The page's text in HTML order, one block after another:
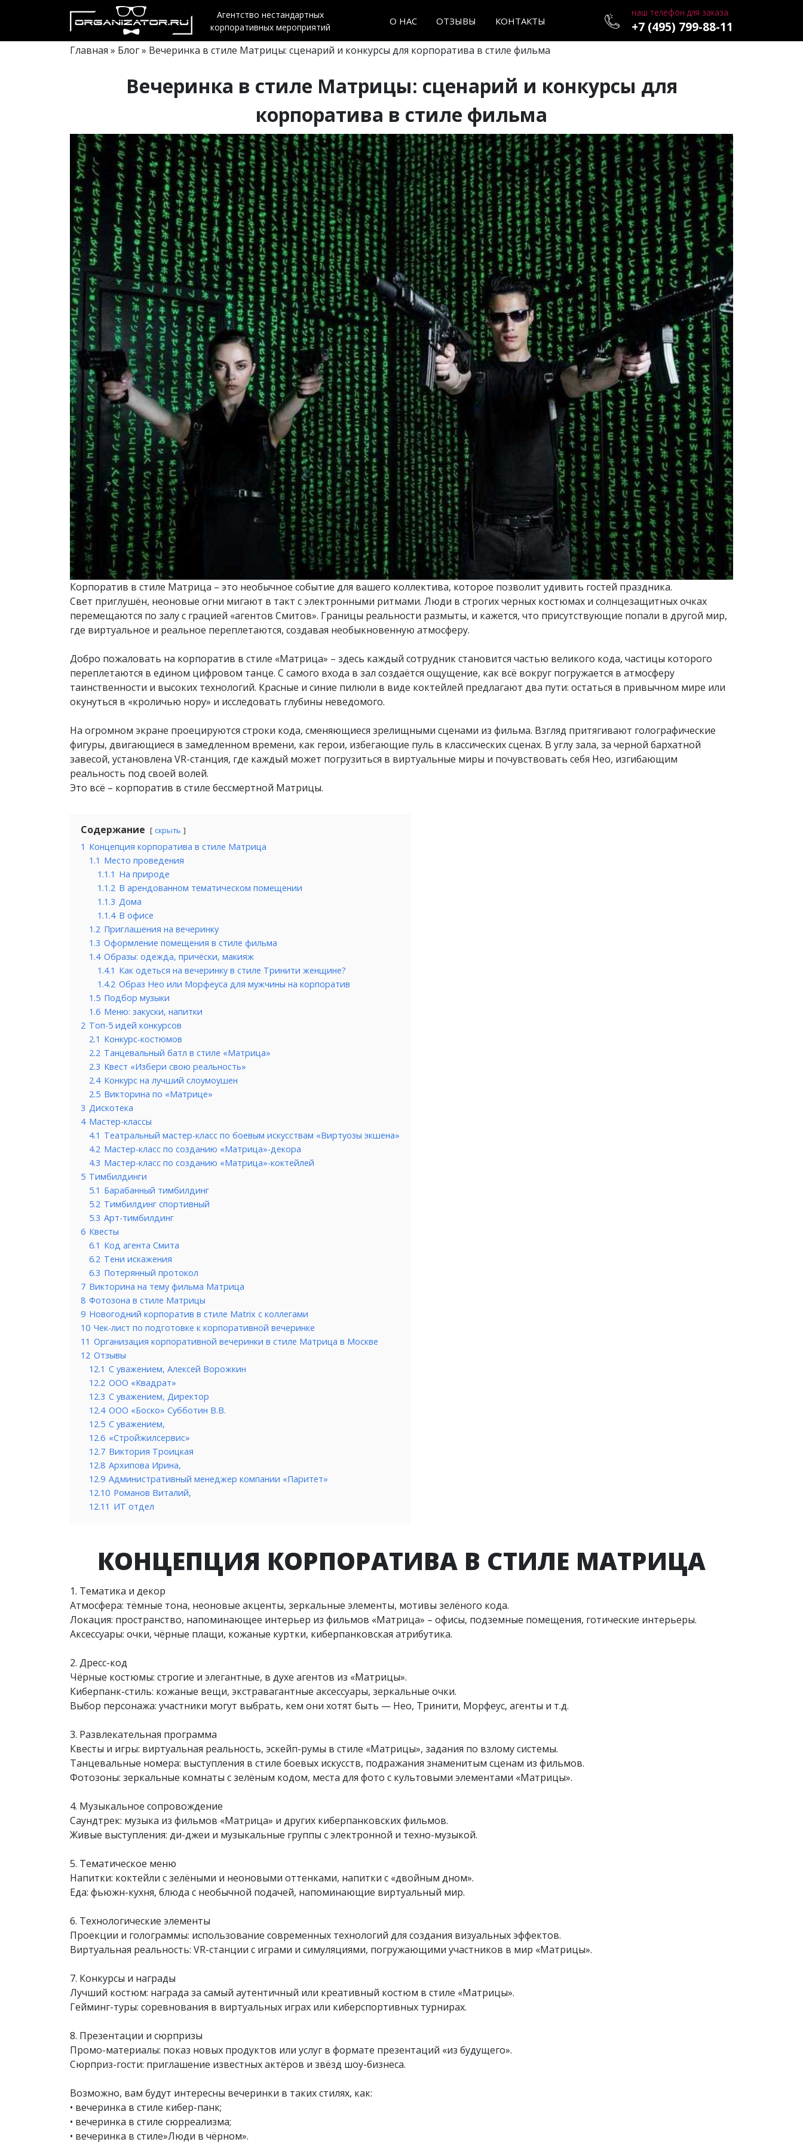
Агентство нестандартных
корпоративных мероприятий
О НАС ОТЗЫВЫ КОНТАКТЫ
наш телефон для заказа
+7 (495) 799-88-11
Главная » Блог» Вечеринка в стиле Матрицы: сценарий и конкурсы для корпоратива в стиле фильма
Вечеринка в стиле Матрицы: сценарий и конкурсы для
корпоратива в стиле фильма
Корпоратив в стиле Матрица – это необычное событие для вашего коллектива, которое позволит удивить гостей праздника.
Свет приглушён, неоновые огни мигают в такт с электронными ритмами. Люди в строгих черных костюмах и солнцезащитных очках
перемещаются по залу с грацией «агентов Смитов». Границы реальности размыты, и кажется, что присутствующие попали в другой мир,
где виртуальное и реальное переплетаются, создавая необыкновенную атмосферу.
Добро пожаловать на корпоратив в стиле «Матрица» – здесь каждый сотрудник становится частью великого кода, частицы которого
переплетаются в едином цифровом танце. С самого входа в зал создаётся ощущение, как всё вокруг погружается в атмосферу
таинственности и высоких технологий. Красные и синие пилюли в виде коктейлей предлагают два пути: остаться в привычном мире или
окунуться в «кроличью нору» и исследовать глубины неведомого.
На огромном экране проецируются строки кода, сменяющиеся зрелищными сценами из фильма. Взгляд притягивают голографические
фигуры, двигающиеся в замедленном времени, как герои, избегающие пуль в классических сценах. В углу зала, за черной бархатной
завесой, установлена VR-станция, где каждый может погрузиться в виртуальные миры и почувствовать себя Нео, изгибающим
реальность под своей волей.
Это всё – корпоратив в стиле бессмертной Матрицы.
Содержание скрыть
1 Концепция корпоратива в стиле Матрица
1.1 Место проведения
1.1.1 На природе
1.1.2 В арендованном тематическом помещении
1.1.3 Дома
1.1.4 В офисе
1.2 Приглашения на вечеринку
1.3 Оформление помещения в стиле фильма
1.4 Образы: одежда, причёски, макияж
1.4.1 Как одеться на вечеринку в стиле Тринити женщине?
1.4.2 Образ Нео или Морфеуса для мужчины на корпоратив
1.5 Подбор музыки
1.6 Меню: закуски, напитки
2 Топ-5 идей конкурсов
2.1 Конкурс-костюмов
2.2 Танцевальный батл в стиле «Матрица»
2.3 Квест «Избери свою реальность»
2.4 Конкурс на лучший слоумоушен
2.5 Викторина по «Матрице»
3 Дискотека
4 Мастер-классы
4.1 Театральный мастер-класс по боевым искусствам «Виртуозы экшена»
4.2 Мастер-класс по созданию «Матрица»-декора
4.3 Мастер-класс по созданию «Матрица»-коктейлей
5 Тимбилдинги
5.1 Барабанный тимбилдинг
5.2 Тимбилдинг спортивный
5.3 Арт-тимбилдинг
6 Квесты
6.1 Код агента Смита
6.2 Тени искажения
6.3 Потерянный протокол
7 Викторина на тему фильма Матрица
8 Фотозона в стиле Матрицы
9 Новогодний корпоратив в стиле Matrix с коллегами
10 Чек-лист по подготовке к корпоративной вечеринке
11 Организация корпоративной вечеринки в стиле Матрица в Москве
12 Отзывы
12.1 С уважением, Алексей Ворожкин
12.2 ООО «Квадрат»
12.3 С уважением, Директор
12.4 ООО «Боско» Субботин В.В.
12.5 С уважением,
12.6 «Стройжилсервис»
12.7 Виктория Троицкая
12.8 Архипова Ирина,
12.9 Административный менеджер компании «Паритет»
12.10 Романов Виталий,
12.11 ИТ отдел
КОНЦЕПЦИЯ КОРПОРАТИВА В СТИЛЕ МАТРИЦА
1. Тематика и декор
Атмосфера: тёмные тона, неоновые акценты, зеркальные элементы, мотивы зелёного кода.
Локация: пространство, напоминающее интерьер из фильмов «Матрица» – офисы, подземные помещения, готические интерьеры.
Аксессуары: очки, чёрные плащи, кожаные куртки, киберпанковская атрибутика.
2. Дресс-код
Чёрные костюмы: строгие и элегантные, в духе агентов из «Матрицы».
Киберпанк-стиль: кожаные вещи, экстравагантные аксессуары, зеркальные очки.
Выбор персонажа: участники могут выбрать, кем они хотят быть — Нео, Тринити, Морфеус, агенты и т.д.
3. Развлекательная программа
Квесты и игры: виртуальная реальность, эскейп-румы в стиле «Матрицы», задания по взлому системы.
Танцевальные номера: выступления в стиле боевых искусств, подражания знаменитым сценам из фильмов.
Фотозоны: зеркальные комнаты с зелёным кодом, места для фото с культовыми элементами «Матрицы».
4. Музыкальное сопровождение
Саундтрек: музыка из фильмов «Матрица» и других киберпанковских фильмов.
Живые выступления: ди-джеи и музыкальные группы с электронной и техно-музыкой.
5. Тематическое меню
Напитки: коктейли с зелёными и неоновыми оттенками, напитки с «двойным дном».
Еда: фьюжн-кухня, блюда с необычной подачей, напоминающие виртуальный мир.
6. Технологические элементы
Проекции и голограммы: использование современных технологий для создания визуальных эффектов.
Виртуальная реальность: VR-станции с играми и симуляциями, погружающими участников в мир «Матрицы».
7. Конкурсы и награды
Лучший костюм: награда за самый аутентичный или креативный костюм в стиле «Матрицы».
Гейминг-туры: соревнования в виртуальных играх или киберспортивных турнирах.
8. Презентации и сюрпризы
Промо-материалы: показ новых продуктов или услуг в формате презентаций «из будущего».
Сюрприз-гости: приглашение известных актёров и звёзд шоу-бизнеса.
Возможно, вам будут интересны вечеринки в таких стилях, как:
• вечеринка в стиле кибер-панк;
• вечеринка в стиле сюрреализма;
• вечеринка в стиле»Люди в чёрном».